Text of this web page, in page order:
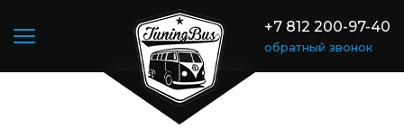
+7 812 200-97-40
обратный звонок